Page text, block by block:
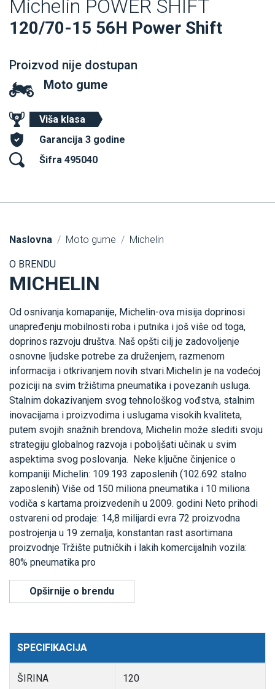
Michelin POWER SHIFT
120/70-15 56H Power Shift
Proizvod nije dostupan
Moto gume
Viša klasa
Garancija 3 godine
Šifra 495040
Naslovna Moto gume Michelin
O BRENDU
MICHELIN
Od osnivanja komapanije, Michelin-ova misija doprinosi
unapređenju mobilnosti roba i putnika i još više od toga,
doprinos razvoju društva. Naš opšti cilj je zadovoljenje
osnovne ljudske potrebe za druženjem, razmenom
informacija i otkrivanjem novih stvari.Michelin je na vodećoj
poziciji na svim tržištima pneumatika i povezanih usluga.
Stalnim dokazivanjem svog tehnološkog vođstva, stalnim
inovacijama i proizvodima i uslugama visokih kvaliteta,
putem svojih snažnih brendova, Michelin može slediti svoju
strategiju globalnog razvoja i poboljšati učinak u svim
aspektima svog poslovanja. Neke ključne činjenice o
kompaniji Michelin: 109.193 zaposlenih (102.692 stalno
zaposlenih) Više od 150 miliona pneumatika i 10 miliona
vodiča s kartama proizvedenih u 2009. godini Neto prihodi
ostvareni od prodaje: 14,8 milijardi evra 72 proizvodna
postrojenja u 19 zemalja, konstantan rast asortimana
proizvodnje Tržište putničkih i lakih komercijalnih vozila:
80% pneumatika pro
Opširnije o brendu
SPECIFIKACIJA
ŠIRINA 120